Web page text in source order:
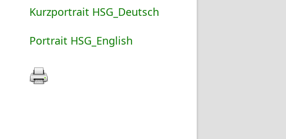
Kurzportrait HSG_Deutsch
Portrait HSG_English